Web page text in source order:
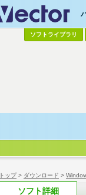
トップ> ダウンロード >
ソフト詳細
ソフトライブラリ